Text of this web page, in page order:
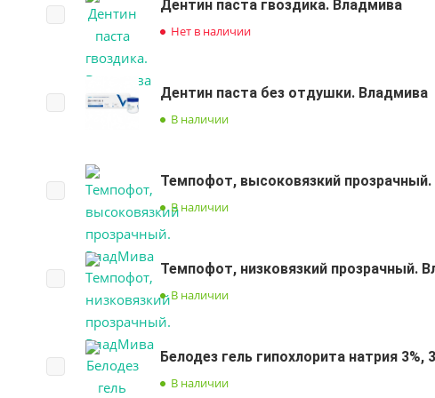
Дентин паста гвоздика. Владмива
Нет в наличии
Дентин паста без отдушки. Владмива
В наличии
Темпофот, высоковязкий
В наличии
Темпофот, низковязкий прозрачный.
В наличии
Белодез гель гипохлорита натрия 3%,
В наличии